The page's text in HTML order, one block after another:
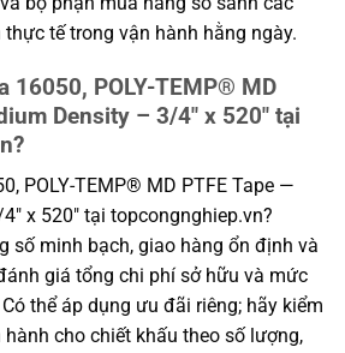
tế trong vận hành hằng ngày.
16050, POLY-TEMP® MD
Density – 3/4″ x 520″ tại
POLY-TEMP® MD PTFE Tape —
x 520″ tại topcongnghiep.vn?
số minh bạch, giao hàng ổn định và
giá tổng chi phí sở hữu và mức
thể áp dụng ưu đãi riêng; hãy kiểm
cho chiết khấu theo số lượng,